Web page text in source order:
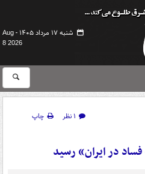
شنبه ۱۷ مرداد ۱۴۰۵ -
Aug
8 2026
۱ نظر
چاپ
در ايران» رسید